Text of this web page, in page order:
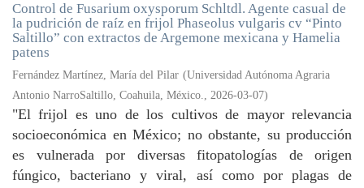
Control de Fusarium oxysporum Schltdl. Agente casual de
la pudrición de raíz en frijol Phaseolus vulgaris cv “Pinto
Saltillo” con extractos de Argemone mexicana y Hamelia
patens
Fernández Martínez, María del Pilar (Universidad Autónoma Agraria
Antonio NarroSaltillo, Coahuila, México., 2026-03-07)
"El frijol es uno de los cultivos de mayor relevancia
socioeconómica en México; no obstante, su producción
es vulnerada por diversas fitopatologías de origen
fúngico, bacteriano y viral, así como por plagas de